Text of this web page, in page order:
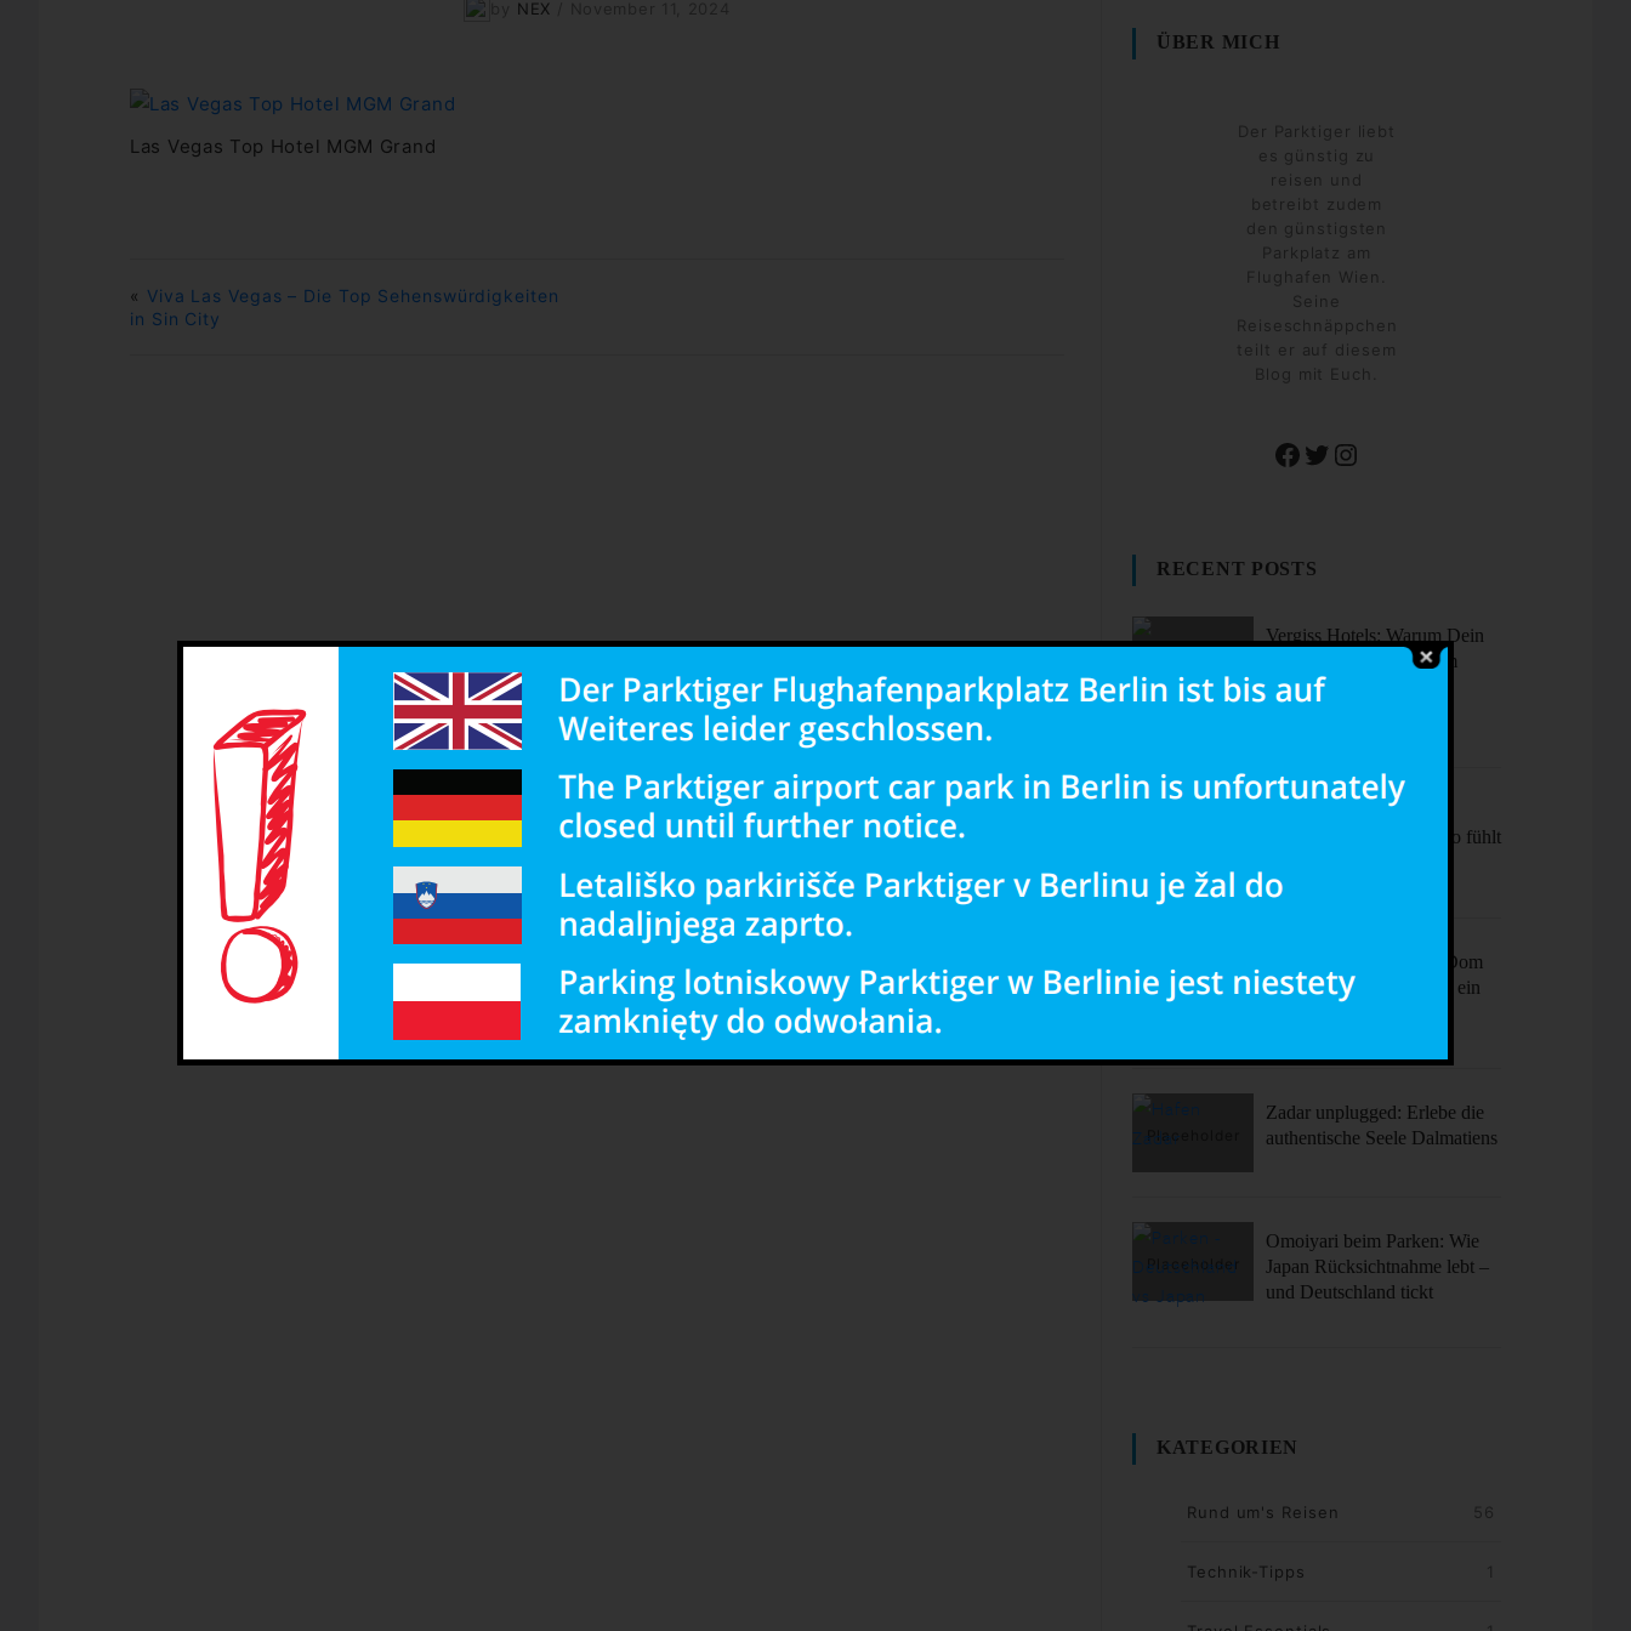
NEX
Las Vegas Top Hotel MGM Grand
« Viva Las Vegas – Die Top Sehenswürdigkeiten
in Sin City
ÜBER MICH
Der Parktiger liebt
es günstig zu
reisen und
betreibt zudem
den günstigsten
Parkplatz am
Flughafen Wien.
Seine
Reiseschnäppchen
teilt er auf diesem
Blog mit Euch.
Facebook
TwitterInstagram
RECENT POSTS
Vergiss Hotels: Warum Dein
nächster Urlaub in einem
dieser coolen Airbnbs
Sehenswürdigkeiten – So fühlt
Ciao Milano! Mehr als Dom
& Mode – Dein Plan für ein
Zadar unplugged: Erlebe die
authentische Seele Dalmatiens
Omoiyari beim Parken: Wie
Japan Rücksichtnahme lebt –
und Deutschland tickt
KATEGORIEN
Rund um's Reisen 56
Technik-Tipps 1